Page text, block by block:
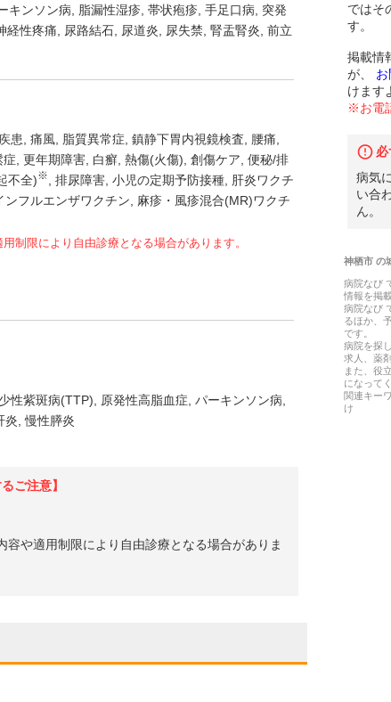
キンソン病 脂漏性湿疹 帯状疱疹 手足口病
突発
経性疼痛 尿路結石 尿道炎 尿失禁 腎盂腎炎 前立
患 痛風 脂質異常症 鎮静下胃内視鏡検査
腰痛
症 更年期障害 白癬 熱傷(火傷) 創傷ケア 便秘/排
不全)※ 排尿障害 小児の定期予防接種
肝炎ワクチ
ンフルエンザワクチン
麻疹・風疹混合(MR)ワクチ
制限により自由診療となる場合があります。
性紫斑病(TTP) 原発性高脂血症 パーキンソン病
炎 慢性膵炎
ご注意】
や適用制限により自由診療となる場合がありま
ではそ
す。
掲載情
が、
けます
※お電
病気
い合
ん。
神栖市の
病院なび
情報を掲
病院なび
るほか、
です。
病院を探
求人、薬
また、役
になって
関連キー
け